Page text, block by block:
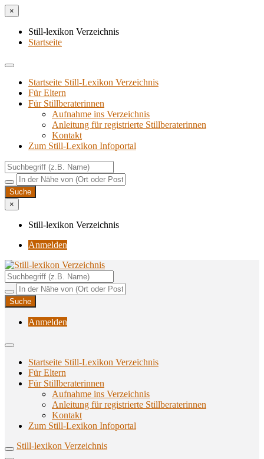
×
Still-lexikon Verzeichnis
Startseite
Startseite Still-Lexikon Verzeichnis
Für Eltern
Für Stillberaterinnen
Aufnahme ins Verzeichnis
Anlei­tung für regis­trier­te Stillberaterinnen
Kon­takt
Zum Still-Lexikon Infoportal
×
Still-lexikon Verzeichnis
Anmelden
Still-lexikon Verzeichnis
Unterstützungsangebote rund ums Stillen
Anmelden
Startseite Still-Lexikon Verzeichnis
Für Eltern
Für Stillberaterinnen
Aufnahme ins Verzeichnis
Anlei­tung für regis­trier­te Stillberaterinnen
Kon­takt
Zum Still-Lexikon Infoportal
Still-lexikon Verzeichnis